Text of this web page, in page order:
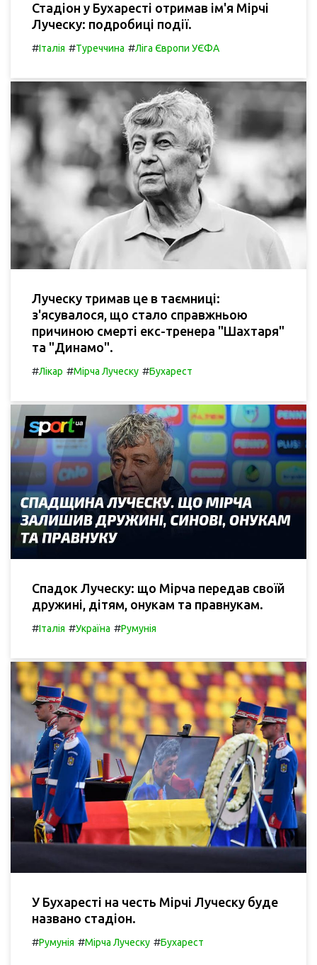
Стадіон у Бухаресті отримав ім'я Мірчі
Луческу: подробиці події.
#Італія #Туреччина #Ліга Європи УЄФА
Луческу тримав це в таємниці:
з'ясувалося, що стало справжньою
причиною смерті екс-тренера "Шахтаря"
та "Динамо".
#Лікар #Мірча Луческу #Бухарест
Спадок Луческу: що Мірча передав своїй
дружині, дітям, онукам та правнукам.
#Італія #Україна #Румунія
У Бухаресті на честь Мірчі Луческу буде
названо стадіон.
#Румунія #Мірча Луческу #Бухарест